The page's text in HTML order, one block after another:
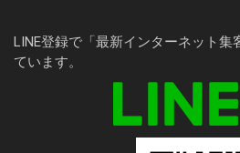
LINE登録で「最新インターネット集
ています。